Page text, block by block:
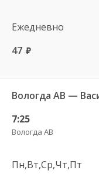
Ежедневно
47 руб.
Вологда АВ —
7:25
Вологда АВ
Пн,Вт,Ср,Чт,Пт